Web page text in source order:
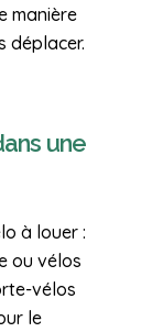
manière
déplacer.
une
à louer :
ou vélos
vélos
le